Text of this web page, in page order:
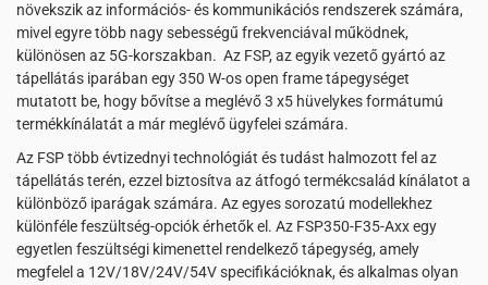
növekszik az információs- és kommunikációs rendszerek számára,
mivel egyre több nagy sebességű frekvenciával működnek,
különösen az 5G-korszakban. Az FSP, az egyik vezető gyártó az
tápellátás iparában egy 350 W-os open frame tápegységet
mutatott be, hogy bővítse a meglévő 3 x5 hüvelykes formátumú
termékkínálatát a már meglévő ügyfelei számára.
Az FSP több évtizednyi technológiát és tudást halmozott fel az
tápellátás terén, ezzel biztosítva az átfogó termékcsalád kínálatot a
különböző iparágak számára. Az egyes sorozatú modellekhez
különféle feszültség-opciók érhetők el. Az FSP350-F35-Axx egy
egyetlen feszültségi kimenettel rendelkező tápegység, amely
megfelel a 12V/18V/24V/54V specifikációknak, és alkalmas olyan